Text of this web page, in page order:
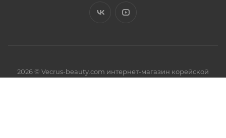
2026 © Vecrus-beauty.com интернет-магазин корейской